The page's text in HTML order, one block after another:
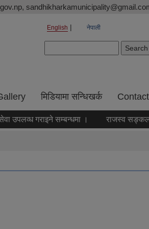
English नेपाली
मिडियामा सन्धिखर्क Contact
उपलव्ध गराइने सम्बन्धमा । राजस्व सङ्कलन